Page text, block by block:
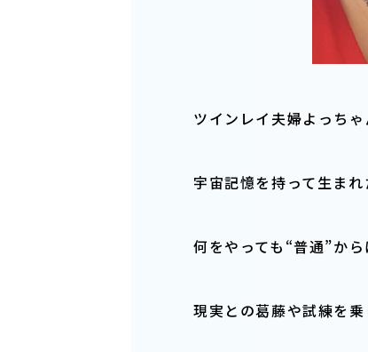
ツインレイ夫婦よっち
宇宙記憶を持って生まれ
何をやっても“普通”か
現実との葛藤や試練を